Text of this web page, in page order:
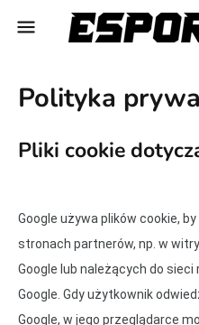
Polityka
Pliki cookie
Google używa plików cookie,
stronach partnerów, np. w
Google lub należących do
Google. Gdy użytkownik
Google, w jego przeglądarce